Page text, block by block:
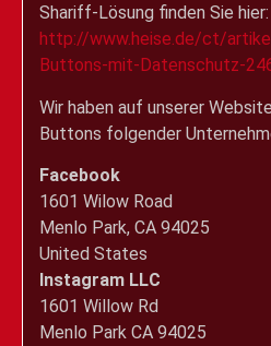
Shariff-Lösung finden Sie hier:
http://www.heise.de/ct/
Buttons-mit-Datenschutz-
Wir haben auf unserer
Buttons folgender
Facebook
1601 Wilow Road
Menlo Park, CA 94025
United States
Instagram LLC
1601 Willow Rd
Menlo Park CA 94025